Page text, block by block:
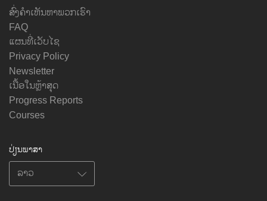
ສົ່ງຄຳເຫັນຫາພວກເຮົາ
FAQ
ແຜນທີ່ເວັບໄຊ
Privacy Policy
Newsletter
ເນື້ອໃນຫຼ້າສຸດ
Progress Reports
Courses
ປ່ຽນພາສາ